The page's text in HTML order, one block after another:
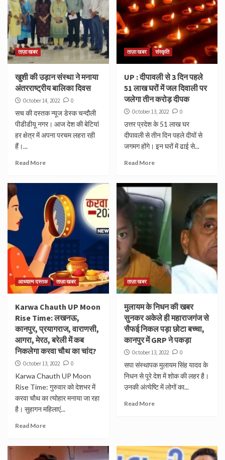
ताज़ा खबर
खुशी की उड़ान संस्था ने मनाया
अंतरराष्ट्रीय बालिका दिवस
October 14, 2022 0
सच की दस्तक न्यूज डेस्क चन्दौली
पीडीडीयू नगर। आज देश की बेटियां
हर क्षेत्र में अपना परचम लहरा रही
हैं।...
Read More
ताज़ा खबर संस्कृति
UP : दीपावली से 3 दिन पहले
51 लाख घरों में जल दिवाली पर
जलेगा तीन करोड़ दीपक
October 13, 2022 0
उत्तर प्रदेश के 51 लाख घर
दीपावली से तीन दिन पहले दीयों से
जगमग होंगे। इन घरों में ढाई से...
Read More
आध्यात्म दस्तक ताज़ा खबर
Karwa Chauth UP Moon
Rise Time: लखनऊ,
कानपुर, प्रयागराज, वाराणसी,
आगरा, मेरठ, बरेली में कब
निकलेगा करवा चौथ का चांद?
October 13, 2022 0
Karwa Chauth UP Moon
Rise Time: गुरुवार को देशभर में
करवा चौथ का त्योहार मनाया जा रहा
है। सुहागन महिलाएं...
Read More
ताज़ा खबर
मुलायम के निधन की खबर
सुनकर अकेले ही महाराजगंज से
सैफई निकल पड़ा छोटा बच्चा,
कानपुर में GRP ने पकड़ा
October 13, 2022 0
सपा संस्थापक मुलायम सिंह यादव के
निधन से पूरे देश में शोक की लहर है।
उनकी अंत्येष्टि में लोगों का...
Read More